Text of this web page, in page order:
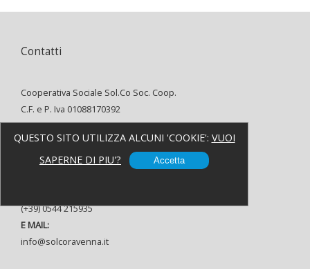
QUESTO SITO UTILIZZA ALCUNI 'COOKIE': VUOI
SAPERNE DI PIU'?
Accetta
Contatti
Cooperativa Sociale Sol.Co Soc. Coop.
C.F. e P. Iva 01088170392
INDIRIZZO:
Via Alfredo Oriani, 8 48121 Ravenna
TELEFONO:
(+39) 0544 215935
E MAIL:
info@solcoravenna.it